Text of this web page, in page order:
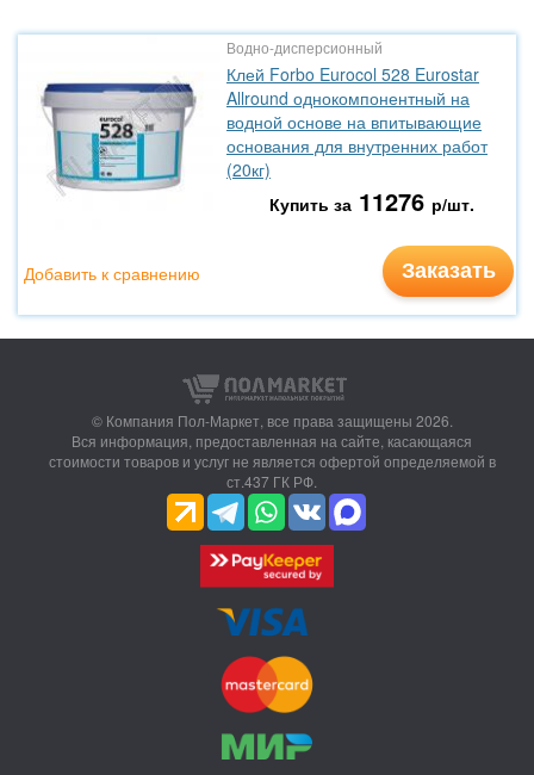
Водно-дисперсионный
Клей Forbo Eurocol 528 Eurostar
Allround однокомпонентный на
водной основе на впитывающие
основания для внутренних работ
(20кг)
Купить за 11276 р/шт.
Заказать
Добавить к сравнению
© Компания Пол-Маркет, все права защищены 2026.
Вся информация, предоставленная на сайте, касающаяся
стоимости товаров и услуг не является офертой определяемой в
ст.437 ГК РФ.